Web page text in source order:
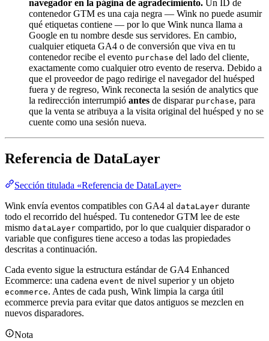
navegador en la página de agradecimiento. Un ID de
contenedor GTM es una caja negra — Wink no puede asumir
qué etiquetas contiene — por lo que Wink nunca llama a
Google en tu nombre desde sus servidores. En cambio,
cualquier etiqueta GA4 o de conversión que viva en tu
contenedor recibe el evento purchase del lado del cliente,
exactamente como cualquier otro evento de reserva. Debido a
que el proveedor de pago redirige el navegador del huésped
fuera y de regreso, Wink reconecta la sesión de analytics que
la redirección interrumpió antes de disparar purchase, para
que la venta se atribuya a la visita original del huésped y no se
cuente como una sesión nueva.
Referencia de DataLayer
Sección titulada «Referencia de DataLayer»
Wink envía eventos compatibles con GA4 al dataLayer durante
todo el recorrido del huésped. Tu contenedor GTM lee de este
mismo dataLayer compartido, por lo que cualquier disparador o
variable que configures tiene acceso a todas las propiedades
descritas a continuación.
Cada evento sigue la estructura estándar de GA4 Enhanced
Ecommerce: una cadena event de nivel superior y un objeto
ecommerce. Antes de cada push, Wink limpia la carga útil
ecommerce previa para evitar que datos antiguos se mezclen en
nuevos disparadores.
Nota